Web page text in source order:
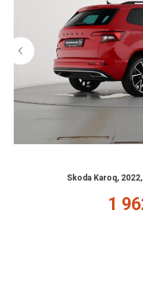
Skoda Karoq,
1